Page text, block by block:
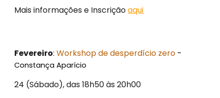
Mais informações e Inscriçãoaqui
Fevereiro:Workshop de desperdício zero -
Constança Aparício
24 (Sábado), das 18h50 às 20h00